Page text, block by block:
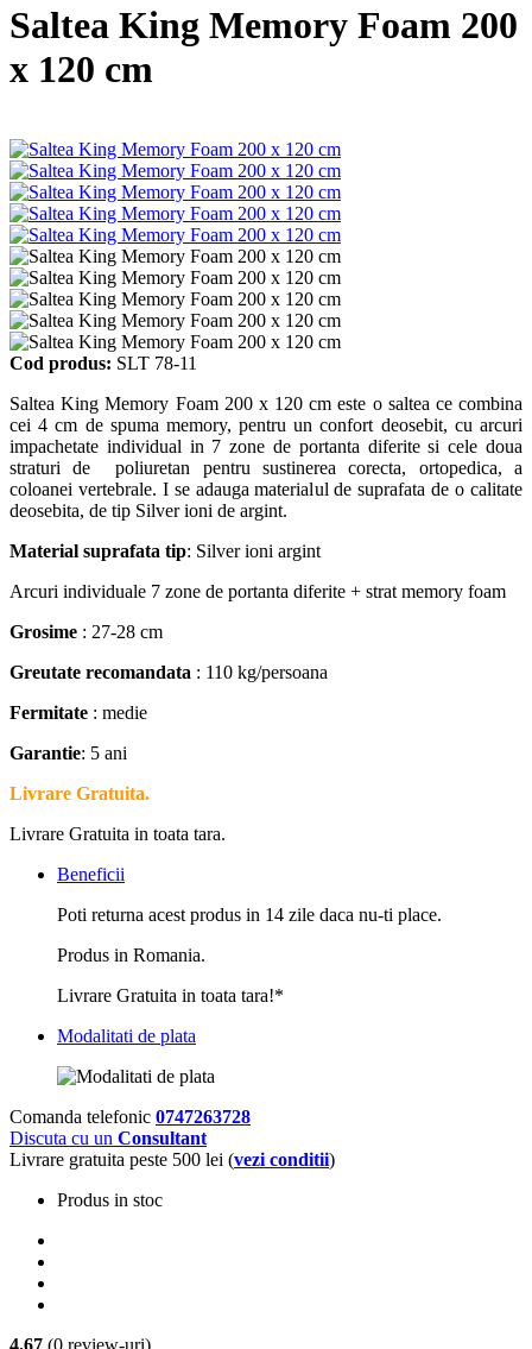
Saltea King Memory Foam 200
x 120 cm
Cod produs: SLT 78-11
Saltea King Memory Foam 200 x 120 cm este o saltea ce combina
cei 4 cm de spuma memory, pentru un confort deosebit, cu arcuri
impachetate individual in 7 zone de portanta diferite si cele doua
straturi de poliuretan pentru sustinerea corecta, ortopedica, a
coloanei vertebrale. I se adauga materialul de suprafata de o calitate
deosebita, de tip Silver ioni de argint.
Material suprafata tip: Silver ioni argint
Arcuri individuale 7 zone de portanta diferite + strat memory foam
Grosime : 27-28 cm
Greutate recomandata : 110 kg/persoana
Fermitate : medie
Garantie: 5 ani
Livrare Gratuita.
Livrare Gratuita in toata tara.
Beneficii
Poti returna acest produs in 14 zile daca nu-ti place.
Produs in Romania.
Livrare Gratuita in toata tara!*
Modalitati de plata
Comanda telefonic 0747263728
Discuta cu un Consultant
Livrare gratuita peste 500 lei (vezi conditii)
Produs in stoc
4.67 (0 review-uri)